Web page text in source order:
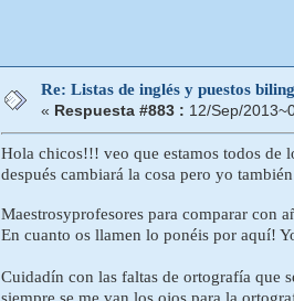
Re: Listas de inglés y puestos
« Respuesta #883 : 12/Sep/
Hola chicos!!! veo que estamos todos de
después cambiará la cosa pero yo
Maestrosyprofesores para comparar
En cuanto os llamen lo ponéis por aquí!
Cuidadín con las faltas de ortografía que